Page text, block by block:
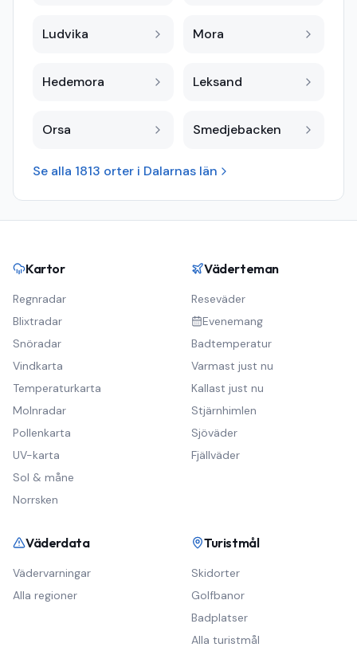
Ludvika Mora
Hedemora Leksand
Orsa Smedjebacken
Se alla 1813 orter i Dalarnas län
Kartor
Regnradar
Blixtradar
Snöradar
Vindkarta
Temperaturkarta
Molnradar
Pollenkarta
UV-karta
Sol & måne
Norrsken
Väderteman
Reseväder
Evenemang
Badtemperatur
Varmast just nu
Kallast just nu
Stjärnhimlen
Sjöväder
Fjällväder
Väderdata
Vädervarningar
Alla regioner
Turistmål
Skidorter
Golfbanor
Badplatser
Alla turistmål